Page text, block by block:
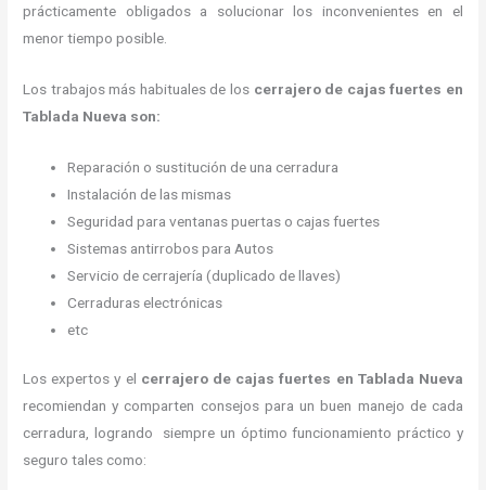
prácticamente obligados a solucionar los inconvenientes en el
menor tiempo posible.
Los trabajos más habituales de los cerrajero de cajas fuertes en
Tablada Nueva son:
Reparación o sustitución de una cerradura
Instalación de las mismas
Seguridad para ventanas puertas o cajas fuertes
Sistemas antirrobos para Autos
Servicio de cerrajería (duplicado de llaves)
Cerraduras electrónicas
etc
Los expertos y el cerrajero de cajas fuertes en Tablada Nueva
recomiendan y comparten consejos para un buen manejo de cada
cerradura, logrando siempre un óptimo funcionamiento práctico y
seguro tales como: